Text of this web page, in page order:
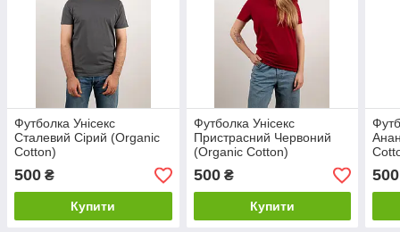
Футболка Унісекс
Сталевий Сірий (Organic
Cotton)
500 ₴
Купити
Футболка Унісекс
Пристрасний Червоний
(Organic Cotton)
500₴
Купити
500